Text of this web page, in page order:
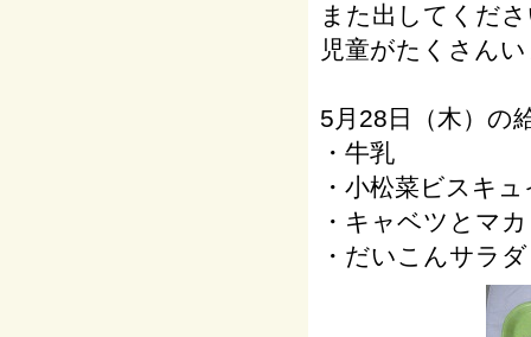
また出してくだ
児童がたくさん
5月28日（木）の
・牛乳
・小松菜ビスキ
・キャベツとマ
・だいこんサラダ